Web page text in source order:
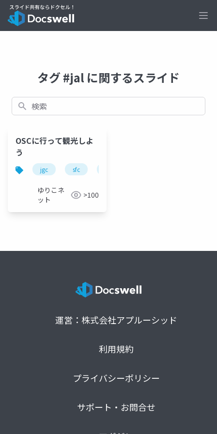
タグ #jal に関するスライド
検索
OSCに行って観光しよ
う
jgc sfc
ゆりこネ
ット
>100
運営：株式会社アプルーシッド
利用規約
プライバシーポリシー
サポート・お問合せ